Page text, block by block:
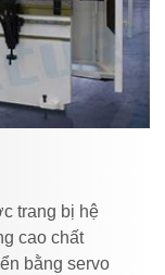
trang bị hệ
cao chất
bằng servo